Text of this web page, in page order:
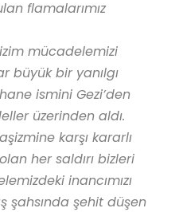
flamalarımız
mücadelemizi
büyük bir yanılgı
ismini Gezi’den
üzerinden aldı.
karşı kararlı
her saldırı bizleri
inancımızı
şahsında şehit düşen